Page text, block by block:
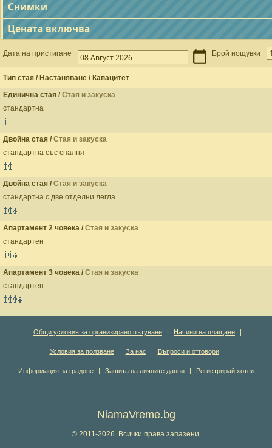
Снимки
Цената включва
Дата на пристигане Брой нощувки
Тип стая / Настаняване / Капацитет
Единична стая / Стая и закуска
стандартна
Двойна стая / Стая и закуска
стандартна със спалня
Двойна стая / Стая и закуска
стандартна с две отделни легла
Апартамент 2 човека / Стая и закуска
стандартен
Апартамент 3 човека / Стая и закуска
стандартен
Общи условия за организирано пътуване Начини на плащане
Условия за ползване За нас Въпроси и отговори
Информация за градове Защита на личните данни Регистрирай хотел
NiamaVreme.bg
© 2011-2026. Всички права запазени.